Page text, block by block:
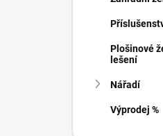
Plošinové
lešení
Nářadí
Výprodej %